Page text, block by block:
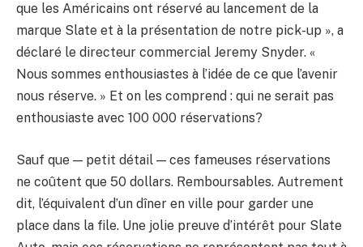
que les Américains ont réservé au lancement de la
marque Slate et à la présentation de notre pick-up », a
déclaré le directeur commercial Jeremy Snyder. «
Nous sommes enthousiastes à l’idée de ce que l’avenir
nous réserve. » Et on les comprend : qui ne serait pas
enthousiaste avec 100 000 réservations?
Sauf que — petit détail — ces fameuses réservations
ne coûtent que 50 dollars. Remboursables. Autrement
dit, l’équivalent d’un dîner en ville pour garder une
place dans la file. Une jolie preuve d’intérêt pour Slate